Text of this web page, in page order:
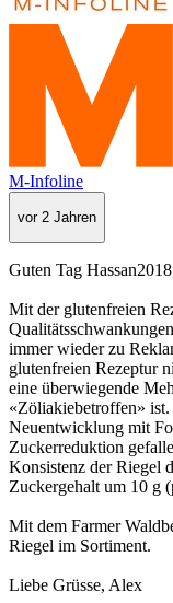
M-Infoline
vor 2 Jahren
Guten Tag
Mit der glutenfreien
immer wieder zu
glutenfreien Rezeptur
eine überwiegende
«Zöliakiebetroffen»
Neuentwicklung mit
Zuckerreduktion
Konsistenz der Riegel
Zuckergehalt um 10 g
Mit dem Farmer
Riegel im Sortiment.
Liebe Grüsse, Alex